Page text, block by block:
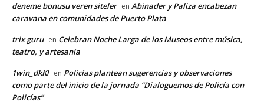
deneme bonusu veren siteler en Abinader y Paliza encabezan
caravana en comunidades de Puerto Plata
trix guru en Celebran Noche Larga de los Museos entre música,
teatro, y artesanía
1win_dkKl en Policías plantean sugerencias y observaciones
como parte del inicio de la jornada “Dialoguemos de Policía con
Policías”